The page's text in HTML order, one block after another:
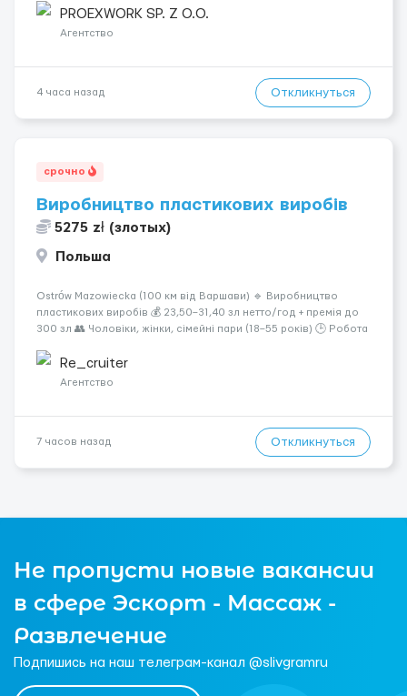
Связка арматурных стержней. - Заливка бетона. - Демонтаж
опалубки после за...
PROEXWORK SP. Z O.O.
Агентство
4 часа назад Откликнуться
срочно
Виробництво пластикових виробів
5275 zł (злотых)
Польша
Ostrów Mazowiecka (100 км від Варшави) 🔹 Виробництво
пластикових виробів 💰 23,50–31,40 зл нетто/год + премія до
300 зл 👥 Чоловіки, жінки, сімейні пари (18–55 років) 🕒 Робота
житло — 400 зл. 📦 Обов...
Re_cruiter
Агентство
7 часов назад Откликнуться
Не пропусти новые вакансии
в сфере Эскорт - Массаж -
Развлечение
Подпишись на наш телеграм-канал @slivgramru